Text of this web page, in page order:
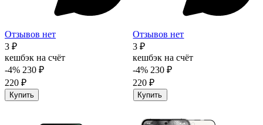
Отзывов нет
3 ₽
кешбэк на счёт
-4% 230 ₽
220 ₽
Купить
Отзывов нет
3 ₽
кешбэк на счёт
-4% 230 ₽
220 ₽
Купить